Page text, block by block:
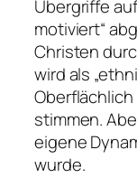
Übergriffe
motiviert“
Christen
wird als
stimmen.
eigene
wurde.